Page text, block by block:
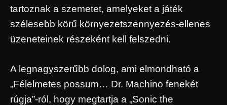
tartoznak a szemetet, amelyeket a játék
szélesebb körű környezetszennyezés-ellenes
üzeneteinek részeként kell felszedni.
A legnagyszerűbb dolog, ami elmondható a
„Félelmetes possum… Dr. Machino fenekét
rúgja”-ról, hogy megtartja a „Sonic the